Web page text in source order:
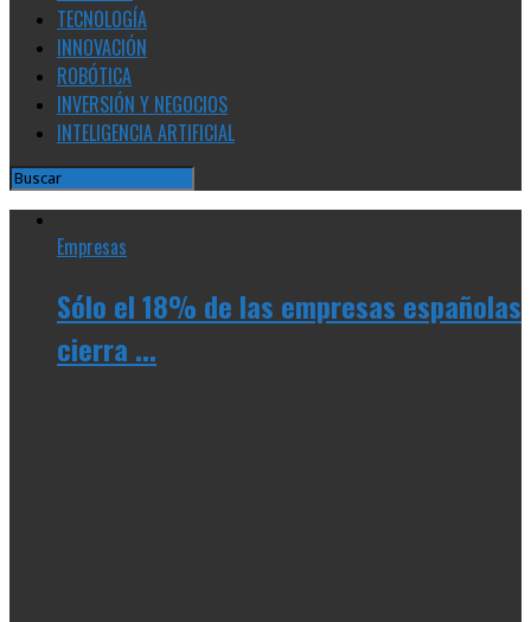
TECNOLOGÍA
INNOVACIÓN
ROBÓTICA
INVERSIÓN Y NEGOCIOS
INTELIGENCIA ARTIFICIAL
Empresas
Sólo el 18% de las empresas españolas
cierra ...